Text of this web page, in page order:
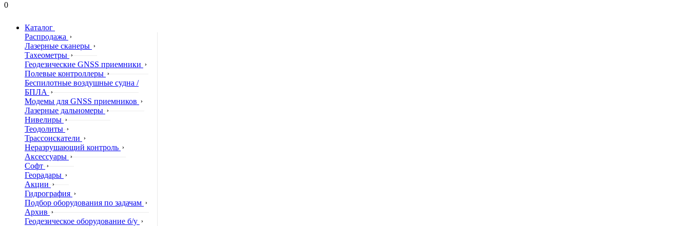
0
Каталог
Распродажа
Лазерные сканеры
Тахеометры
Геодезические GNSS приемники
Полевые контроллеры
Беспилотные воздушные судна /
БПЛА
Модемы для GNSS приемников
Лазерные дальномеры
Нивелиры
Теодолиты
Трассоискатели
Неразрушающий контроль
Аксессуары
Софт
Георадары
Акции
Гидрография
Подбор оборудования по задачам
Архив
Геодезическое оборудование б/у